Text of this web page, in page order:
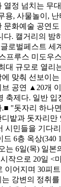
열정 넘치는 무
용, 사물놀이,
문화예술 공연
다. 캘거리의 밤
로벌페스트 세
프루스 미도우스
대 규모로 열리
에 맞춰 선보이
공연 ▲20개
축제다. 일반 입
"돗자리 하나
밭과 돗자리만
시민들을 기다
6층 옥상(340
는 6일(목) 일본
작으로 20일 <
이어지며 30피
강변의 정취